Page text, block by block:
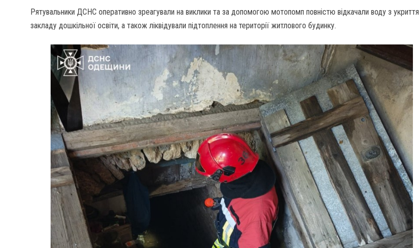
Рятувальники ДСНС оперативно зреагували на виклики та за допомогою мотопомп повністю відкачали воду з укриття
закладу дошкільної освіти, а також ліквідували підтоплення на території житлового будинку.